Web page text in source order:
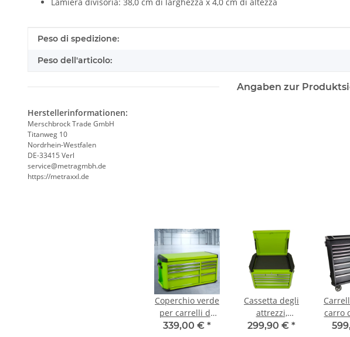
Lamiera divisoria: 38,0 cm di larghezza x 4,0 cm di altezza
#productDetails.itemInformation#
#productDetails.itemValue#
Peso di spedizione:
Peso dell'articolo:
Angaben zur
Herstellerinformationen:
Merschbrock Trade GmbH
Titanweg 10
Nordrhein-Westfalen
DE-33415 Verl
service@metragmbh.de
https://metraxxl.de
Coperchio verde
per carrelli da
officina larghi
339,00 € *
Cassetta degli
attrezzi,
sovrastruttura,
299,90 € *
carro
16